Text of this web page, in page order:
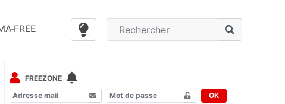
FREE
FREEZONE
OK